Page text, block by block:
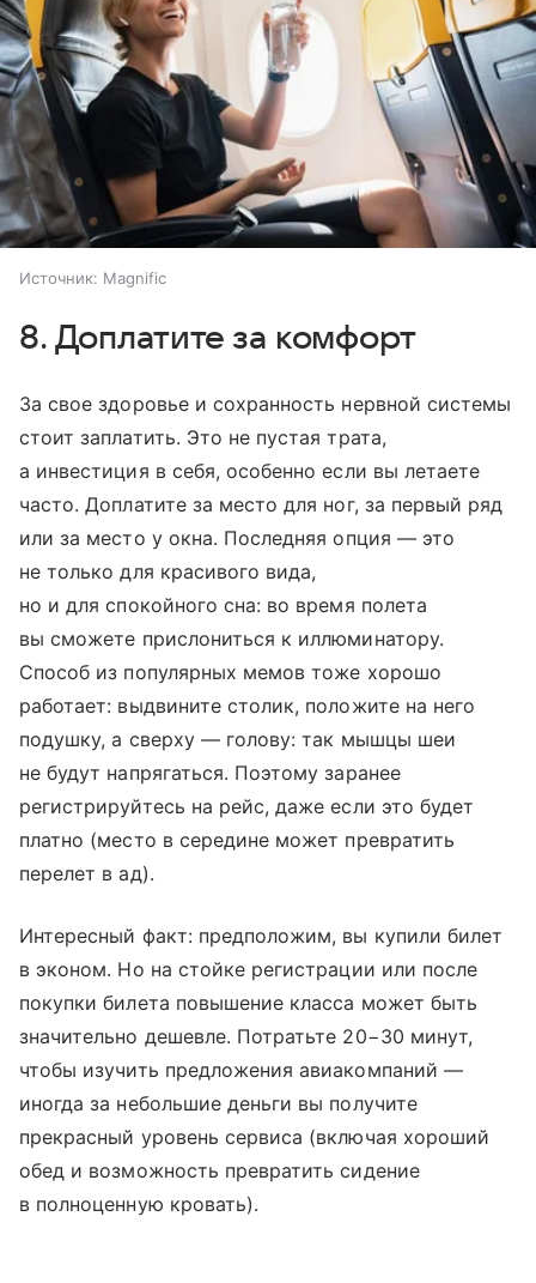
Источник: Magnific
8. Доплатите за комфорт
За свое здоровье и сохранность нервной системы
стоит заплатить. Это не пустая трата,
а инвестиция в себя, особенно если вы летаете
часто. Доплатите за место для ног, за первый ряд
или за место у окна. Последняя опция — это
не только для красивого вида,
но и для спокойного сна: во время полета
вы сможете прислониться к иллюминатору.
Способ из популярных мемов тоже хорошо
работает: выдвините столик, положите на него
подушку, а сверху — голову: так мышцы шеи
не будут напрягаться. Поэтому заранее
регистрируйтесь на рейс, даже если это будет
платно (место в середине может превратить
перелет в ад).
Интересный факт: предположим, вы купили билет
в эконом. Но на стойке регистрации или после
покупки билета повышение класса может быть
значительно дешевле. Потратьте 20−30 минут,
чтобы изучить предложения авиакомпаний —
иногда за небольшие деньги вы получите
прекрасный уровень сервиса (включая хороший
обед и возможность превратить сидение
в полноценную кровать).